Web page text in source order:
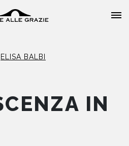
SIAMO
ELISA BALBI
IN